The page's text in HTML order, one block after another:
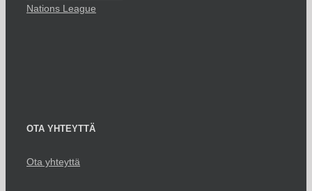
Nations League
OTA YHTEYTTÄ
Ota yhteyttä